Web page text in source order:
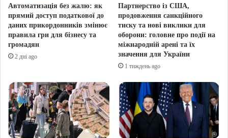
Автоматизація без жалю: як
прямий доступ податкової до
даних прикордонників змінює
правила гри для бізнесу та
громадян
2 дні ago
Партнерство із США,
продовження санкційного
тиску та нові виклики для
оборони: головне про події на
міжнародній арені та їх
значення для України
1 тиждень ago